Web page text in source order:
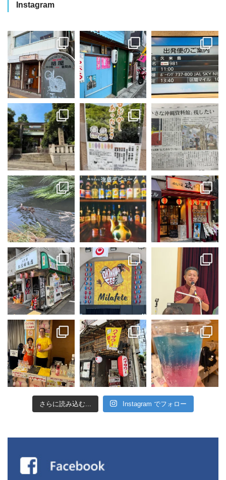
Instagram
さらに読み込む... Instagram でフォロー